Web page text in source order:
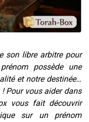
son libre arbitre pour
possède une
et notre destinée…
! Pour vous aider dans
vous fait découvrir
sur un prénom